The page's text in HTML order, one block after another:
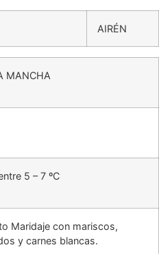
AIRÉN
MANCHA
5 – 7 ºC
Maridaje con mariscos,
y carnes blancas.